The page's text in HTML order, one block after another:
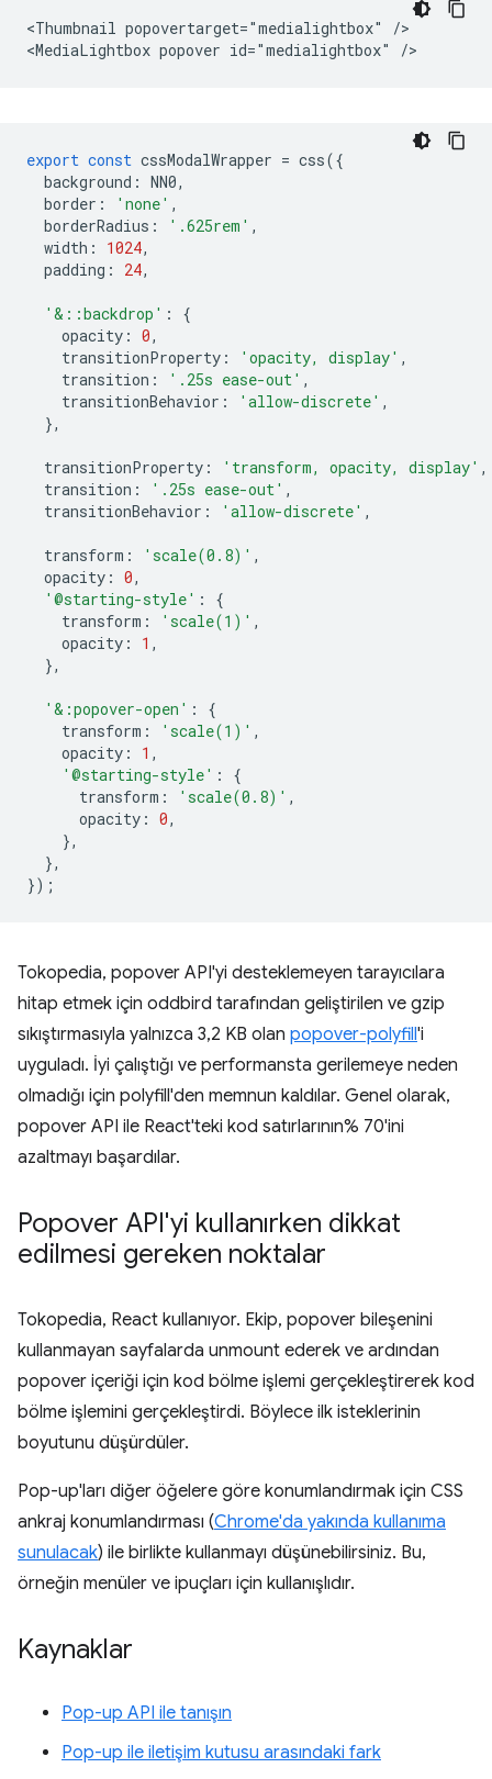
<Thumbnail popovertarget="medialightbox" />
export const cssModalWrapper = css({
background : NN0,
border : 'none' ,
borderRadius : '.625rem' ,
width : 1024,
padding : 24,
'&::backdrop' :
{
opacity : 0,
transitionProperty : 'opacity, display' ,
transition : '.25s ease-out' ,
transitionBehavior : 'allow-discrete' ,
},
transitionProperty : 'transform, opacity, display' ,
transition : '.25s ease-out' ,
transitionBehavior : 'allow-discrete' ,
transform : 'scale(0.8)' ,
opacity : 0,
'@starting-style' :
{
transform : 'scale(1)' ,
opacity : 1 ,
},
'&:popover-open' :
{
transform : 'scale(1)' ,
opacity : 1 ,
'@starting-style' :
{
transform : 'scale(0.8)' ,
opacity : 0,
},
},
});
Tokopedia, popover API'yi desteklemeyen tarayıcılara
hitap etmek için oddbird tarafından geliştirilen ve gzip
sıkıştırmasıyla yalnızca 3,2 KB olan popover-polyfill'i
uyguladı. İyi çalıştığı ve performansta gerilemeye neden
olmadığı için polyfill'den memnun kaldılar. Genel olarak,
popover API ile React'teki kod satırlarının% 70'ini
azaltmayı başardılar.
Popover API'yi kullanırken dikkat
edilmesi gereken noktalar
Tokopedia, React kullanıyor. Ekip, popover bileşenini
kullanmayan sayfalarda unmount ederek ve ardından
popover içeriği için kod bölme işlemi gerçekleştirerek kod
bölme işlemini gerçekleştirdi. Böylece ilk isteklerinin
boyutunu düşürdüler.
Pop-up'ları diğer öğelere göre konumlandırmak için CSS
ankraj konumlandırması (Chrome'da yakında kullanıma
sunulacak) ile birlikte kullanmayı düşünebilirsiniz. Bu,
örneğin menüler ve ipuçları için kullanışlıdır.
Kaynaklar
Pop-up API ile tanışın
Pop-up ile iletişim kutusu arasındaki fark